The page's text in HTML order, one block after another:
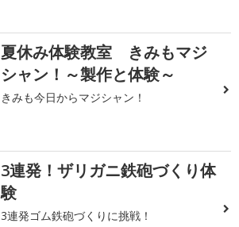
夏休み体験教室 きみもマジ
シャン！～製作と体験～
きみも今日からマジシャン！
3連発！ザリガニ鉄砲づくり体
験
3連発ゴム鉄砲づくりに挑戦！